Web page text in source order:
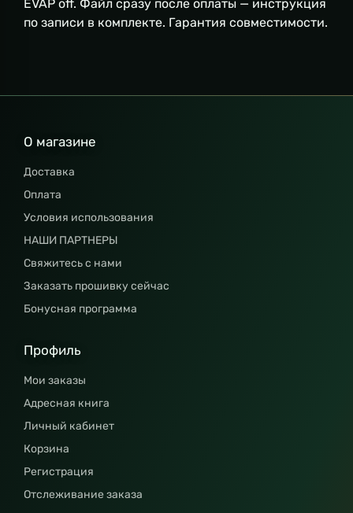
EVAP off. Файл сразу после оплаты — инструкция
по записи в комплекте. Гарантия совместимости.
О магазине
Доставка
Оплата
Условия использования
НАШИ ПАРТНЕРЫ
Свяжитесь с нами
Заказать прошивку сейчас
Бонусная программа
Профиль
Мои заказы
Адресная книга
Личный кабинет
Корзина
Регистрация
Отслеживание заказа